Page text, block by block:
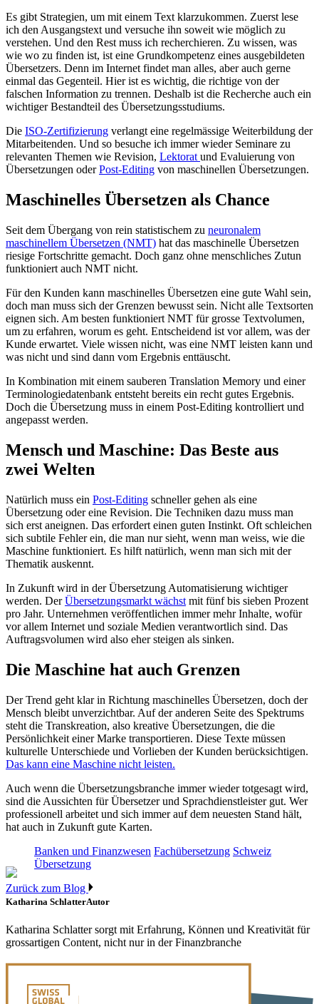
Es gibt Strategien, um mit einem Text klarzukommen. Zuerst lese
ich den Ausgangstext und versuche ihn soweit wie möglich zu
verstehen. Und den Rest muss ich recherchieren. Zu wissen, was
wie wo zu finden ist, ist eine Grundkompetenz eines ausgebildeten
Übersetzers. Denn im Internet findet man alles, aber auch gerne
einmal das Gegenteil. Hier ist es wichtig, die richtige von der
falschen Information zu trennen. Deshalb ist die Recherche auch ein
wichtiger Bestandteil des Übersetzungsstudiums.
Die ISO-Zertifizierung verlangt eine regelmässige Weiterbildung der
Mitarbeitenden. Und so besuche ich immer wieder Seminare zu
relevanten Themen wie Revision, Lektoratund Evaluierung von
Übersetzungen oderPost-Editing von maschinellen Übersetzungen.
Maschinelles Übersetzen als Chance
Seit dem Übergang von rein statistischem zu neuronalem
maschinellem Übersetzen (NMT) hat das maschinelle Übersetzen
riesige Fortschritte gemacht. Doch ganz ohne menschliches Zutun
funktioniert auch NMT nicht.
Für den Kunden kann maschinelles Übersetzen eine gute Wahl sein,
doch man muss sich der Grenzen bewusst sein. Nicht alle Textsorten
eignen sich. Am besten funktioniert NMT für grosse Textvolumen,
um zu erfahren, worum es geht. Entscheidend ist vor allem, was der
Kunde erwartet. Viele wissen nicht, was eine NMT leisten kann und
was nicht und sind dann vom Ergebnis enttäuscht.
In Kombination mit einem sauberen Translation Memory und einer
Terminologiedatenbank entsteht bereits ein recht gutes Ergebnis.
Doch die Übersetzung muss in einem Post-Editing kontrolliert und
angepasst werden.
Mensch und Maschine: Das Beste aus
zwei Welten
Natürlich muss ein Post-Editing schneller gehen als eine
Übersetzung oder eine Revision. Die Techniken dazu muss man
sich erst aneignen. Das erfordert einen guten Instinkt. Oft schleichen
sich subtile Fehler ein, die man nur sieht, wenn man weiss, wie die
Maschine funktioniert. Es hilft natürlich, wenn man sich mit der
Thematik auskennt.
In Zukunft wird in der Übersetzung Automatisierung wichtiger
werden. DerÜbersetzungsmarkt wächst mit fünf bis sieben Prozent
pro Jahr. Unternehmen veröffentlichen immer mehr Inhalte, wofür
vor allem Internet und soziale Medien verantwortlich sind. Das
Auftragsvolumen wird also eher steigen als sinken.
Die Maschine hat auch Grenzen
Der Trend geht klar in Richtung maschinelles Übersetzen, doch der
Mensch bleibt unverzichtbar. Auf der anderen Seite des Spektrums
steht die Transkreation, also kreative Übersetzungen, die die
Persönlichkeit einer Marke transportieren. Diese Texte müssen
kulturelle Unterschiede und Vorlieben der Kunden berücksichtigen.
Das kann eine Maschine nicht leisten.
Auch wenn die Übersetzungsbranche immer wieder totgesagt wird,
sind die Aussichten für Übersetzer und Sprachdienstleister gut. Wer
professionell arbeitet und sich immer auf dem neuesten Stand hält,
hat auch in Zukunft gute Karten.
Banken und Finanzwesen Fachübersetzung Schweiz
Übersetzung
Zurück zum Blog
Katharina SchlatterAutor
Katharina Schlatter sorgt mit Erfahrung, Können und Kreativität für
grossartigen Content, nicht nur in der Finanzbranche